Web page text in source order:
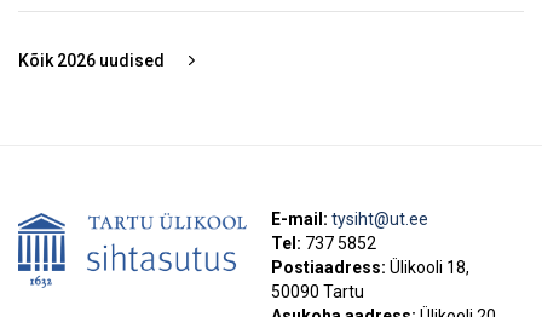
Kõik 2026 uudised
E-mail: tysiht@ut.ee
Tel: 737 5852
Postiaadress: Ülikooli 18,
50090 Tartu